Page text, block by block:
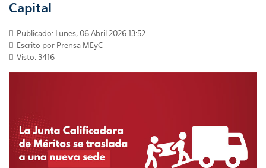
Capital
Publicado: Lunes, 06 Abril 2026 13:52
Escrito por Prensa MEyC
Visto: 3416